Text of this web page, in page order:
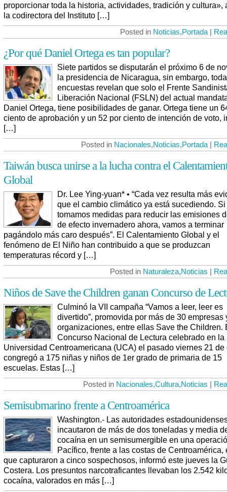
proporcionar toda la historia, actividades, tradición y cultura»,
la codirectora del Instituto […]
Posted in Noticias,Portada |
¿Por qué Daniel Ortega es tan popular?
Siete partidos se disputarán el próximo 6 de
la presidencia de Nicaragua, sin embargo,
encuestas revelan que solo el Frente
Liberación Nacional (FSLN) del actual
Daniel Ortega, tiene posibilidades de ganar. Ortega tiene un
ciento de aprobación y un 52 por ciento de intención de voto,
[…]
Posted in Nacionales,Noticias,Portada |
Taiwán busca unirse a la lucha contra el
Global
Dr. Lee Ying-yuan* • “Cada vez resulta más
que el cambio climático ya está sucediendo. Si
tomamos medidas para reducir las emisiones
de efecto invernadero ahora, vamos a terminar
pagándolo más caro después”. El Calentamiento Global y el
fenómeno de El Niño han contribuido a que se produzcan
temperaturas récord y […]
Posted in Naturaleza,Noticias |
Niños de Save the Children ganan Concurso de
Culminó la VII campaña “Vamos a leer, leer es
divertido”, promovida por más de 30 empresas
organizaciones, entre ellas Save the Children.
Concurso Nacional de Lectura celebrado en la
Universidad Centroamericana (UCA) el pasado viernes 21 de
congregó a 175 niñas y niños de 1er grado de primaria de 15
escuelas. Estas […]
Posted in Nacionales,Cultura,Noticias |
Semisubmarino frente a Centroamérica
Washington.- Las autoridades
incautaron de más de dos toneladas y media
cocaína en un semisumergible en una
Pacífico, frente a las costas de Centroamérica,
que capturaron a cinco sospechosos, informó este jueves la
Costera. Los presuntos narcotraficantes llevaban los 2.542
cocaína, valorados en más […]